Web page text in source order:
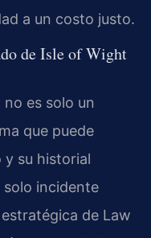
a un costo justo.
de Isle of Wight
es solo un
que puede
y su historial
solo incidente
de Law